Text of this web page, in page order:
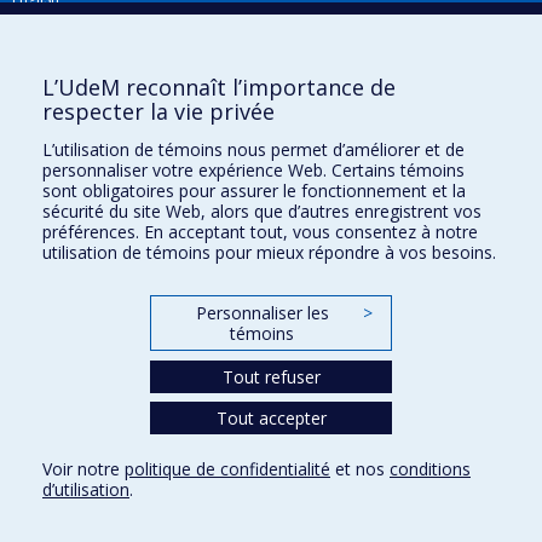
Robert-Sauvé en santé et en sécurité du travail
Plan du site
Accessibilité
Gabarits et image de marque
Agenda FMV & calendrier académique
La Faculté de médecine vétérinaire de l'Université de Montréal détient
l'agrément complet de l'AVMAet est membre de l'AAVMC.
Conditions d’utilisation
L’UdeM reconnaît l’importance de
respecter la vie privée
L’utilisation de témoins nous permet d’améliorer et de
personnaliser votre expérience Web. Certains témoins
sont obligatoires pour assurer le fonctionnement et la
sécurité du site Web, alors que d’autres enregistrent vos
préférences. En acceptant tout, vous consentez à notre
utilisation de témoins pour mieux répondre à vos besoins.
Personnaliser les
témoins
>
Tout refuser
Tout accepter
Voir notre politique de confidentialité et nos conditions
d’utilisation.